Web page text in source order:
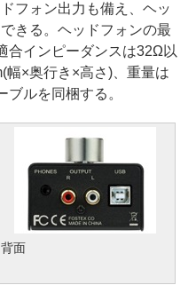
フォン出力も備え、ヘッ
きる。ヘッドフォンの最
合インピーダンスは32Ω以
幅×奥行き×高さ)、重量は
ルを同梱する。
背面